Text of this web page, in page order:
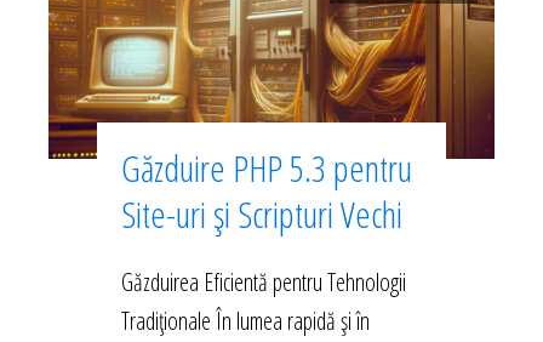
Găzduire PHP 5.3 pentru
Site-uri și Scripturi Vechi
Găzduirea Eficientă pentru Tehnologii
Tradiționale În lumea rapidă și în